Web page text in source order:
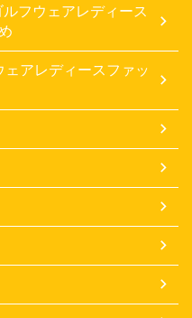
フウェアレディース
アレディースファッ